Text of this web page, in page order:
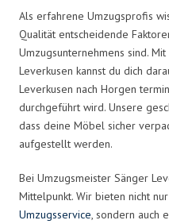
Als erfahrene Umzugsprofis
Qualität entscheidende
Umzugsunternehmens sind.
Leverkusen kannst du dich
Leverkusen nach Horgen
durchgeführt wird. Unsere
dass deine Möbel sicher
aufgestellt werden.
Bei Umzugsmeister Sänger
Mittelpunkt. Wir bieten nicht
Umzugsservice, sondern auch